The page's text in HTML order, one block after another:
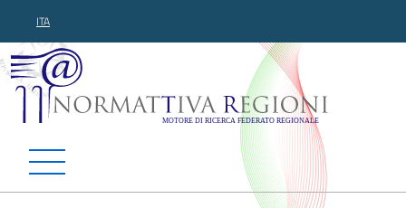
ITA
Normattiva Regioni -